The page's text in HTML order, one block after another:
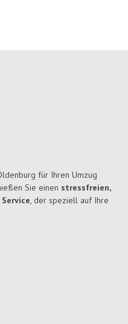
für Ihren Umzug
Sie einen stressfreien,
, der speziell auf Ihre